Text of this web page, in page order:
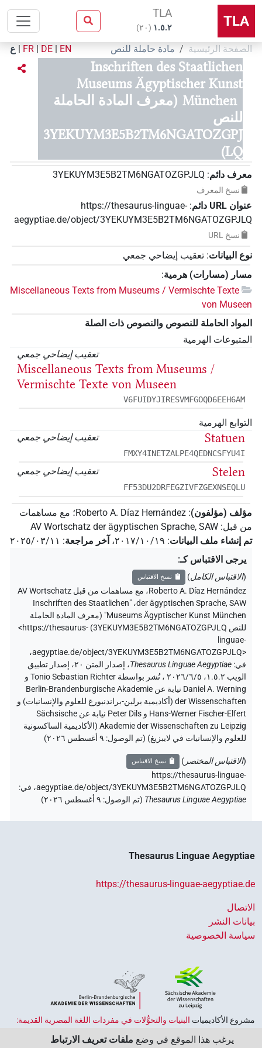
TLA
TLA
۱.٥.٢ (٢٠)
الصفحة الرئيسية مادة حاملة للنص EN
|
DE
|
FR
| ع
Inschriften des Staatlichen
Museums Ägyptischer Kunst
München (معرف المادة الحاملة
للنص
3YEKUYM3E5B2TM6NGATOZGPJ
LQ)
معرف دائم:
3YEKUYM3E5B2TM6NGATOZGPJLQ
نسخ المعرف
عنوان‏ ‏URL‏ دائم :
https://thesaurus-linguae-
aegyptiae.de/object/3YEKUYM3E5B2TM6NGATOZGPJLQ
نسخ‏ ‏URL
نوع البيانات: تعقيب إيضاحي جمعي
مسار (مسارات) هرمية:
Miscellaneous Texts from Museums / Vermischte Texte
von Museen
المواد الحاملة للنصوص والنصوص ذات الصلة
المتبوعات الهرمية
تعقيب إيضاحي جمعي
Miscellaneous Texts from Museums /
Vermischte Texte von Museen
V6FUIDYJIRESVMFGOQD6EEH6AM
التوابع الهرمية
تعقيب إيضاحي جمعي
Statuen
FMXY4INETZALPE4QEDNCSFYU4I
تعقيب إيضاحي جمعي Stelen
FF53DU2DRFEGZIVFZGEXNSEQLU
مؤلف (مؤلفون):
Roberto A. Díaz Hernández؛ مع مساهمات
من قبل:
AV Wortschatz der ägyptischen Sprache, SAW
تم إنشاء ملف البيانات: ٢٠١٧/١٠/١٩، آخر مراجعة: ٢٠٢٥/٠٣/١١
يرجى الاقتباس كـ:
(الاقتباس الكامل) نسخ الاقتباس
Roberto A. Díaz Hernández، مع مساهمات من قبل AV Wortschatz
der ägyptischen Sprache, SAW، "Inschriften des Staatlichen
Museums Ägyptischer Kunst München" (
معرف المادة الحاملة
للنص 3YEKUYM3E5B2TM6NGATOZGPJLQ
)
<https://thesaurus-
linguae-
aegyptiae.de/object/3YEKUYM3E5B2TM6NGATOZGPJLQ>،
في:
Thesaurus Linguae Aegyptiae،
إصدار المتن ٢٠، إصدار تطبيق
الويب ۱.٥.٢، ٢٠٢٦/٦/٥ ، نُشر بواسطة Tonio Sebastian Richter و
Daniel A. Werning نيابة عن Berlin-Brandenburgische Akademie
der Wissenschaften (أكاديمية برلين-براندنبورغ للعلوم والإنسانيات) و
Hans-Werner Fischer-Elfert و Peter Dils نيابة عن Sächsische
Akademie der Wissenschaften zu Leipzig (الأكاديمية الساكسونية
للعلوم والإنسانيات في لايبزيغ) (تم الوصول: ٩ أغسطس ٢٠٢٦ )
(الاقتباس المختصر ) نسخ الاقتباس
https://thesaurus-linguae-
aegyptiae.de/object/3YEKUYM3E5B2TM6NGATOZGPJLQ، في:
Thesaurus Linguae Aegyptiae
(تم الوصول: ٩ أغسطس ٢٠٢٦ )
Thesaurus Linguae Aegyptiae
https://thesaurus-linguae-aegyptiae.de
الاتصال
بيانات النشر
سياسة الخصوصية
مشروع الأكاديميات ‏ البنيات والتحوُّلات في مفردات اللغة المصرية القديمة:
الممول من قبل الحكومة الاتحادية وحكومات الولايات بجمهورية ألمانيا
يرغب هذا الموقع في وضع ملفات تعريف الارتباط